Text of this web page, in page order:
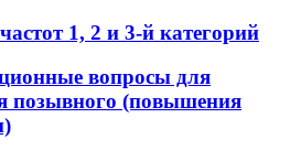
1, 2 и 3-й категорий
вопросы для
позывного (повышения